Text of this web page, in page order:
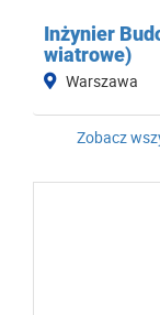
Inżynier
wiatrowe)
Warszawa
Zobacz